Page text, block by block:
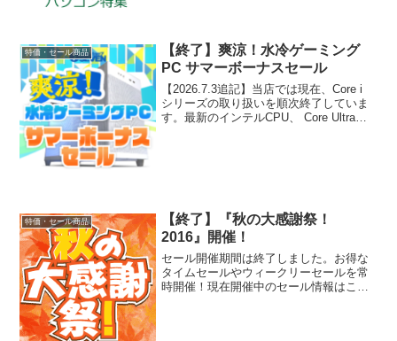
特価・セール商品
【終了】爽涼！水冷ゲーミング
PC サマーボーナスセール
【2026.7.3追記】当店では現在、Core i
シリーズの取り扱いを順次終了していま
す。最新のインテルCPU、 Core Ultraシ
特価・セール商品
【終了】『秋の大感謝祭！
2016』開催！
セール開催期間は終了しました。お得な
タイムセールやウィークリーセールを常
時開催！現在開催中のセール情報はこち